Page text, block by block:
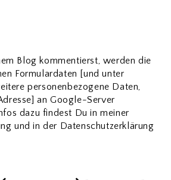
Blog kommentierst, werden die
Formulardaten [und unter
personenbezogene Daten,
an Google-Server
dazu findest Du in meiner
und in der Datenschutzerklärung